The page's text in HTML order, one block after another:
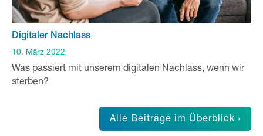
Digitaler Nachlass
10. März 2022
Was passiert mit unserem digitalen Nachlass, wenn wir
sterben?
Alle Beiträge im Überblick ›